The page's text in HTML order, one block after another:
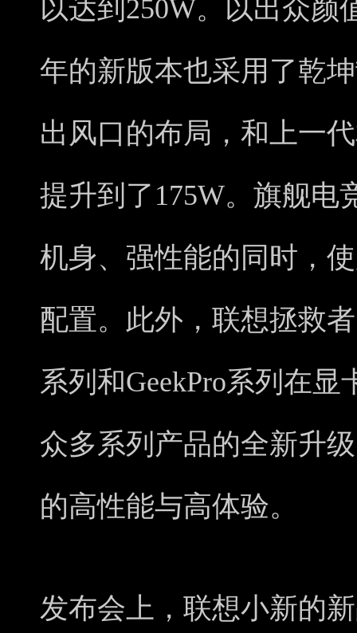
以达到250W。以出众颜
年的新版本也采用了乾
出风口的布局，和上一
提升到了175W。旗舰电
机身、强性能的同时，
配置。此外，联想拯救
系列和GeekPro系列在
众多系列产品的全新升
的高性能与高体验。
发布会上，联想小新的